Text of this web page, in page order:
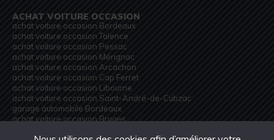
ACHAT VOITURE OCCASION
achat voiture occasion Bordeaux
achat voiture occasion Talence
achat voiture occasion Pessac
achat voiture occasion Mérignac
achat voiture occasion Arcachon
achat voiture occasion Cap Ferret
achat voiture occasion Libourne
achat voiture occasion Saint-André-de-Cubzac
garage automobile Bordeaux
achat voiture occasion Bruges